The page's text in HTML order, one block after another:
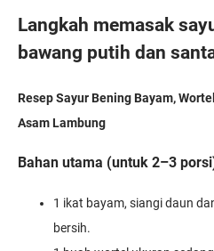
Langkah memasak
bawang putih dan
Resep Sayur Bening Bayam,
Asam Lambung
Bahan utama (untuk 2–3
1 ikat bayam, siangi daun
bersih.